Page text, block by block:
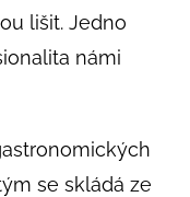
lišit. Jedno
námi
se skládá ze